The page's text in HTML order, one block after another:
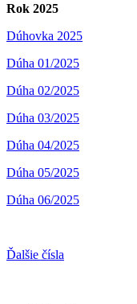
Rok 2025
Dúhovka 2025
Dúha 01/2025
Dúha 02/2025
Dúha 03/2025
Dúha 04/2025
Dúha 05/2025
Dúha 06/2025
Ďalšie čísla